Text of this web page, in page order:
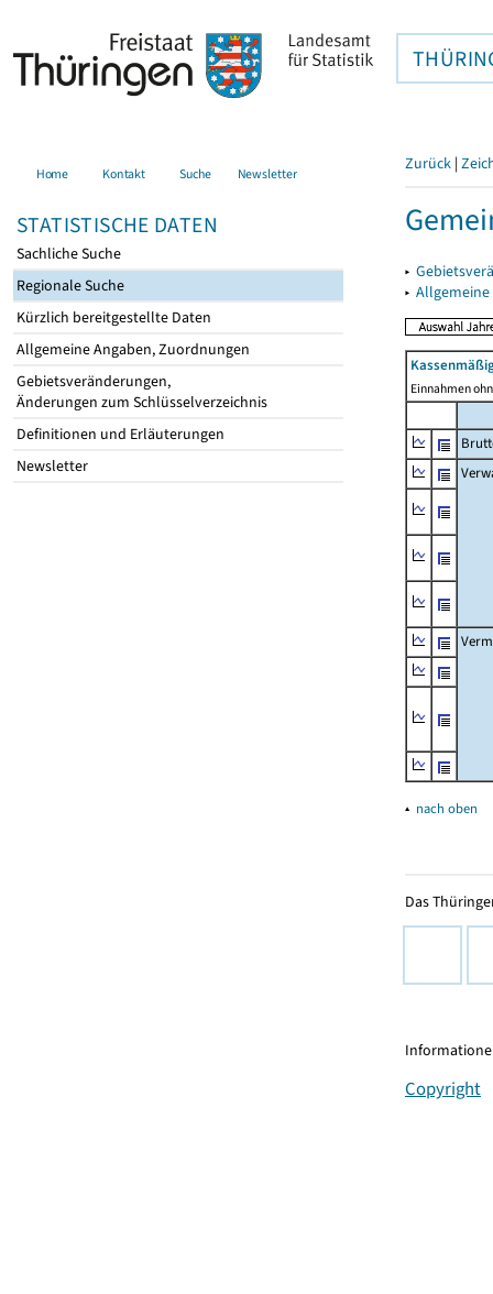
Home Kontakt Suche Newsletter
STATISTISCHE DATEN
Sachliche Suche
Regionale Suche
Kürzlich bereitgestellte Daten
Allgemeine Angaben, Zuordnungen
Gebietsveränderungen,
Änderungen zum Schlüsselverzeichnis
Definitionen und Erläuterungen
Newsletter
Zurück |
▸
▸
Einnahmen
▴ nach oben
Das
Copyright